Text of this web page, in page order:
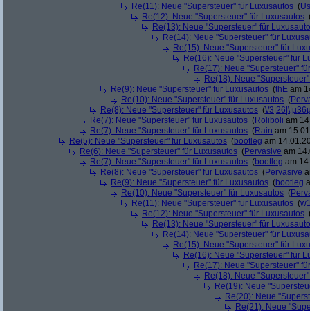
Re(11): Neue "Supersteuer" für Luxusautos (
Re(12): Neue "Supersteuer" für Luxusautos
Re(13): Neue "Supersteuer" für
Re(14): Neue "Supersteuer" für
Re(15): Neue "Supersteuer" für
Re(16): Neue "Supersteuer" für
Re(17): Neue "Supersteuer"
Re(18): Neue
Re(9): Neue "Supersteuer" für Luxusautos (thE am
Re(10): Neue "Supersteuer" für Luxusautos (
Re(8): Neue "Supersteuer" für Luxusautos (\/
Re(7): Neue "Supersteuer" für Luxusautos (Roliboli am
Re(7): Neue "Supersteuer" für Luxusautos (Rain am
Re(5): Neue "Supersteuer" für Luxusautos (bootleg am
Re(6): Neue "Supersteuer" für Luxusautos (Pervasive am
Re(7): Neue "Supersteuer" für Luxusautos (bootleg am
Re(8): Neue "Supersteuer" für Luxusautos (Pervasive
Re(9): Neue "Supersteuer" für Luxusautos (bootleg
Re(10): Neue "Supersteuer" für Luxusautos (
Re(11): Neue "Supersteuer" für Luxusautos (
Re(12): Neue "Supersteuer" für Luxusautos
Re(13): Neue "Supersteuer" für
Re(14): Neue "Supersteuer" für
Re(15): Neue "Supersteuer" für
Re(16): Neue "Supersteuer" für
Re(17): Neue "Supersteuer"
Re(18): Neue
Re(19): Neue
Re(20): Neue
Re(21): Neue